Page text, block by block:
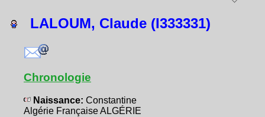
LALOUM, Claude (I333331)
Chronologie
Naissance: Constantine
Algérie Française ALGÉRIE